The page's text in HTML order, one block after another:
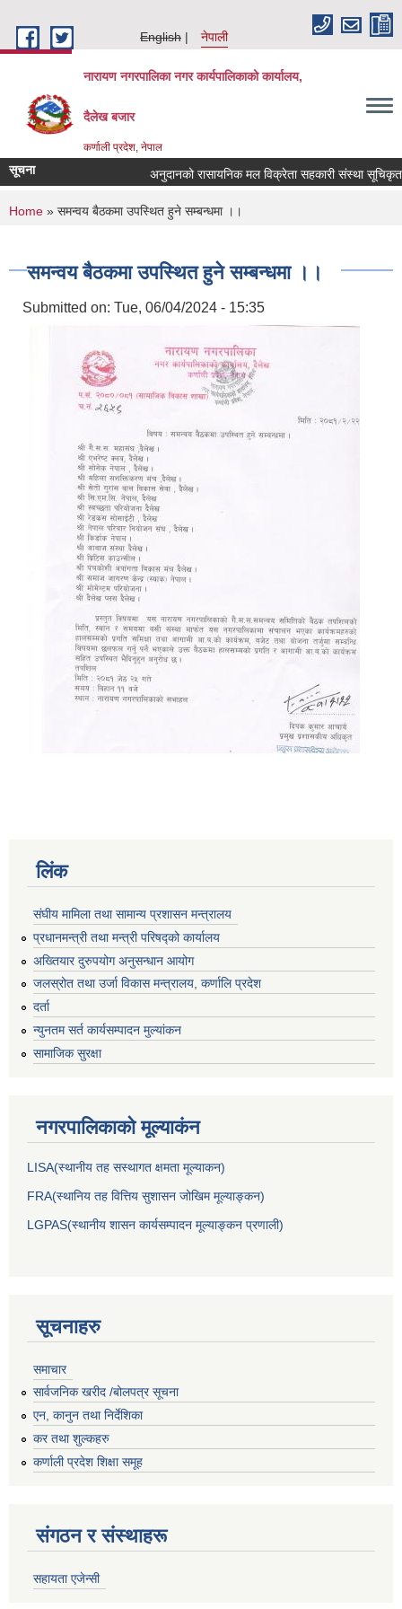
English
नेपाली
नारायण नगरपालिका नगर कार्यपालिकाको कार्यालय,
दैलेख बजार
कर्णाली प्रदेश, नेपाल
सूचना अनुदानको रासायनिक मल विक्रेता सहकारी संस्था सूचिकृत
You are here
Home » समन्वय बैठकमा उपस्थित हुने सम्बन्धमा ।।
समन्वय बैठकमा उपस्थित हुने सम्बन्धमा ।।
Submitted on: Tue, 06/04/2024 - 15:35
लिंक
संघीय मामिला तथा सामान्य प्रशासन मन्त्रालय
प्रधानमन्त्री तथा मन्त्री परिषद्को कार्यालय
अख्तियार दुरुपयोग अनुसन्धान आयोग
जलस्रोत तथा उर्जा विकास मन्त्रालय, कर्णालि प्रदेश
दर्ता
न्युनतम सर्त कार्यसम्पादन मुल्यांकन
सामाजिक सुरक्षा
नगरपालिकाकाे मूल्याकंन
LISA(स्थानीय तह सस्थागत क्षमता मूल्याक‌न)
FRA(स्थानिय तह वित्तिय सुशासन जोखिम मूल्याङ्कन)
LGPAS(स्थानीय शासन कार्यसम्पादन मूल्याङ्कन प्रणाली)
सूचनाहरु
समाचार
सार्वजनिक खरीद /बोलपत्र सूचना
एन, कानुन तथा निर्देशिका
कर तथा शुल्कहरु
कर्णाली प्रदेश शिक्षा समूह
संगठन र संस्थाहरू
सहायता एजेन्सी